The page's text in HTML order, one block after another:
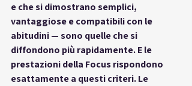
e che si dimostrano semplici,
vantaggiose e compatibili con le
abitudini — sono quelle che si
diffondono più rapidamente. E le
prestazioni della Focus rispondono
esattamente a questi criteri. Le